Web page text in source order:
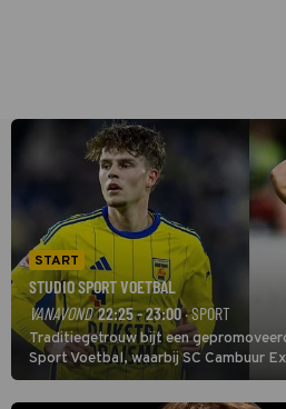
START
STUDIO SPORT VOETBAL
VANAVOND 22:25 - 23:00· SPORT
Traditiegetrouw bijt een
Sport Voetbal, waarbij SC Cambuur
eerste wedstrijd van het nieuwe
oefenmeester is Johan Plat en hij wil